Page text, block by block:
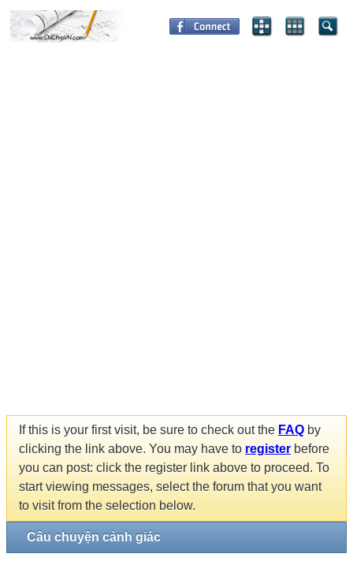
If this is your first visit, be sure to check out the FAQ by
clicking the link above. You may have to register before
you can post: click the register link above to proceed. To
start viewing messages, select the forum that you want
to visit from the selection below.
Câu chuyện cảnh giác